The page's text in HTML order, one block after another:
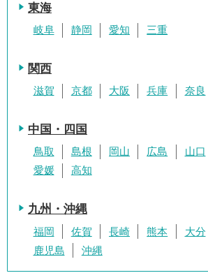
東海
岐阜 静岡 愛知 三重
関西
滋賀 京都 大阪 兵庫 奈良
中国・四国
鳥取 島根 岡山 広島 山口
愛媛
高知
九州・沖縄
福岡 佐賀 長崎 熊本 大分
鹿児島
沖縄